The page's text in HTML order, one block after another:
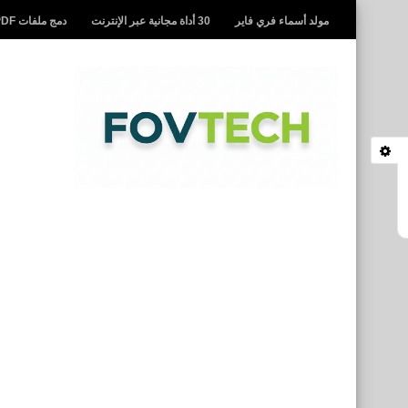
مولد أسماء فري فاير 30 أداة مجانية عبر الإنترنت دمج ملفات PDF